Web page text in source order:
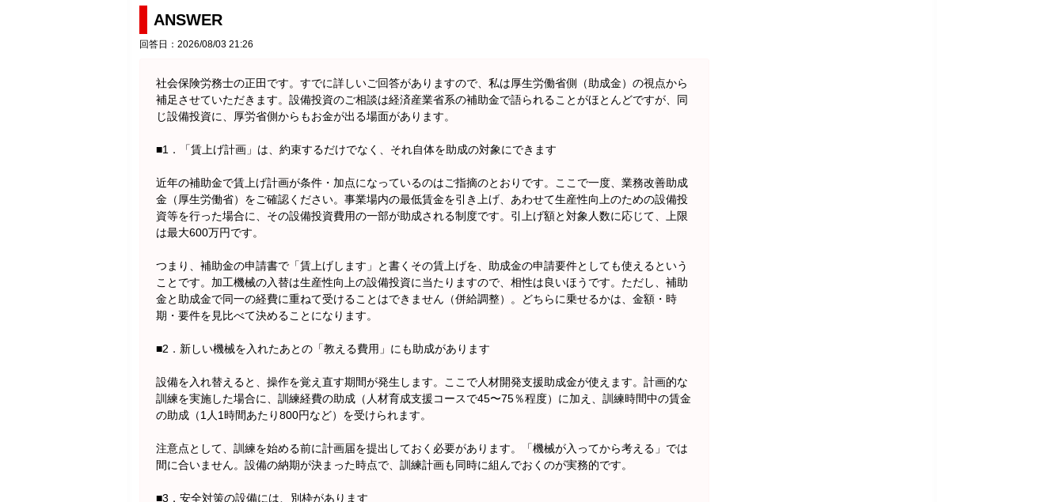
ANSWER
回答日：2026/08/03 21:26
社会保険労務士の正田です。すでに詳しいご回答がありますので、私は厚生労働省側（助成金）の視点から
補足させていただきます。設備投資のご相談は経済産業省系の補助金で語られることがほとんどですが、同
じ設備投資に、厚労省側からもお金が出る場面があります。
■1．「賃上げ計画」は、約束するだけでなく、それ自体を助成の対象にできます
近年の補助金で賃上げ計画が条件・加点になっているのはご指摘のとおりです。ここで一度、業務改善助成
金（厚生労働省）をご確認ください。事業場内の最低賃金を引き上げ、あわせて生産性向上のための設備投
資等を行った場合に、その設備投資費用の一部が助成される制度です。引上げ額と対象人数に応じて、上限
は最大600万円です。
つまり、補助金の申請書で「賃上げします」と書くその賃上げを、助成金の申請要件としても使えるという
ことです。加工機械の入替は生産性向上の設備投資に当たりますので、相性は良いほうです。ただし、補助
金と助成金で同一の経費に重ねて受けることはできません（併給調整）。どちらに乗せるかは、金額・時
期・要件を見比べて決めることになります。
■2．新しい機械を入れたあとの「教える費用」にも助成があります
設備を入れ替えると、操作を覚え直す期間が発生します。ここで人材開発支援助成金が使えます。計画的な
訓練を実施した場合に、訓練経費の助成（人材育成支援コースで45〜75％程度）に加え、訓練時間中の賃金
の助成（1人1時間あたり800円など）を受けられます。
注意点として、訓練を始める前に計画届を提出しておく必要があります。「機械が入ってから考える」では
間に合いません。設備の納期が決まった時点で、訓練計画も同時に組んでおくのが実務的です。
■3．安全対策の設備には、別枠があります